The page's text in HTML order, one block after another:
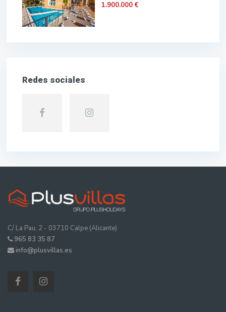
1.900.000 €
Redes sociales
C/ La Pau, 2 - 03710 Calpe (Alicante)
965 83 35 87
info@plusvillas.es